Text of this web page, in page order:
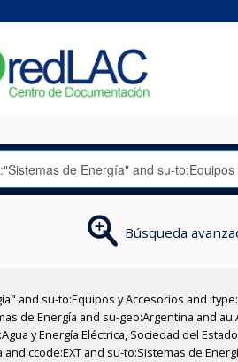
Búsqueda
and su-to:Equipos y Accesorios and
de Energía and su-geo:Argentina and
y Energía Eléctrica, Sociedad del
ccode:EXT and su-to:Sistemas de